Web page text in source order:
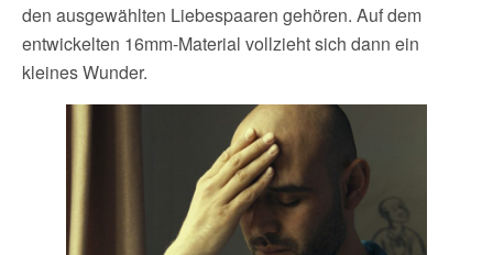
den ausgewählten Liebespaaren gehören. Auf dem
entwickelten 16mm-Material vollzieht sich dann ein
kleines Wunder.